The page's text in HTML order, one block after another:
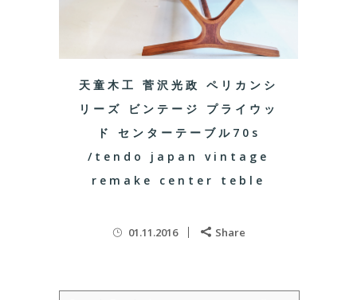
天童木工 菅沢光政 ペリカンシ
リーズ ビンテージ プライウッ
ド センターテーブル70s
/tendo japan vintage
remake center teble
01.11.2016 Share